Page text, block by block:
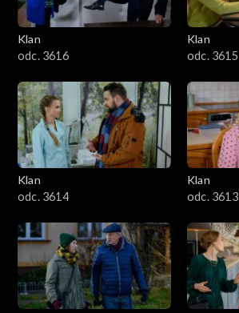
Klan
odc. 3616
Klan
odc. 3615
Klan
odc. 3614
Klan
odc. 3613